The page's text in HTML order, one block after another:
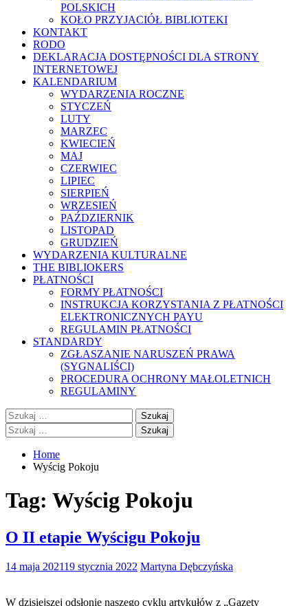
POLSKICH
KOŁO PRZYJACIÓŁ BIBLIOTEKI
KONTAKT
RODO
DEKLARACJA DOSTĘPNOŚCI DLA STRONY
INTERNETOWEJ
KALENDARIUM
WYDARZENIA ROCZNE
STYCZEŃ
LUTY
MARZEC
KWIECIEŃ
MAJ
CZERWIEC
LIPIEC
SIERPIEŃ
WRZESIEŃ
PAŹDZIERNIK
LISTOPAD
GRUDZIEŃ
WYDARZENIA KULTURALNE
THE BIBLIOKERS
PŁATNOŚCI
FORMY PŁATNOŚCI
INSTRUKCJA KORZYSTANIA Z PŁATNOŚCI
ELEKTRONICZNYCH PAYU
REGULAMIN PŁATNOŚCI
STANDARDY
ZGŁASZANIE NARUSZEŃ PRAWA
(SYGNALIŚCI)
PROCEDURA OCHRONY MAŁOLETNICH
REGULAMINY
Szukaj:
Szukaj:
Home
Wyścig Pokoju
Tag: Wyścig Pokoju
O II etapie Wyścigu Pokoju
14 maja 202119 stycznia 2022 Martyna Dębczyńska
W dzisiejszej odsłonie naszego cyklu artykułów z „Gazety